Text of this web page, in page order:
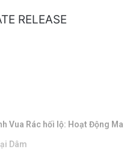
RELEASE
Vua Rác hối lộ: Hoạt Động Ma
Dâm